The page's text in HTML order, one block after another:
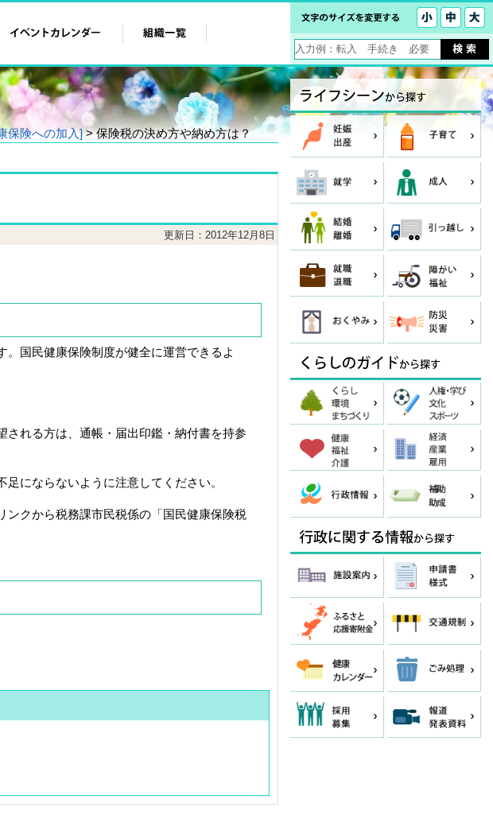
保険への加入]> 保険税の決め方や納め方は？
更新日：2012年12月8日
国民健康保険制度が健全に運営できるよ
れる方は、通帳・届出印鑑・納付書を持参
にならないように注意してください。
ンクから税務課市民税係の「国民健康保険税